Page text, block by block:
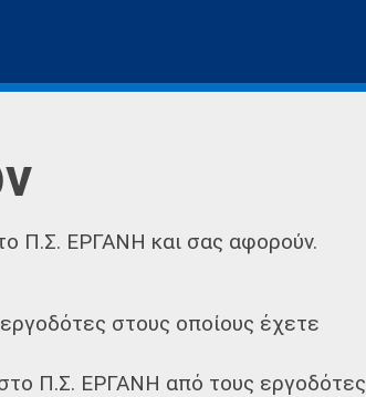
Π.Σ. ΕΡΓΑΝΗ και σας αφορούν.
στους οποίους έχετε
Π.Σ. ΕΡΓΑΝΗ από τους εργοδότες